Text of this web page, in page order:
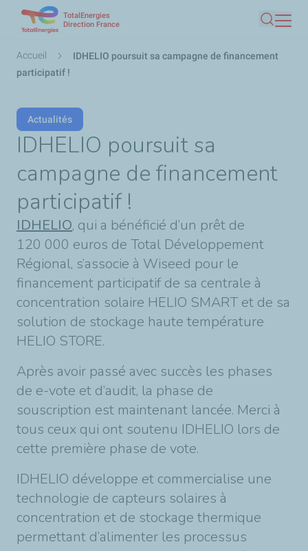
contenu
TotalEnergies
Direction France
Fil
d'Ariane
Accueil
IDHELIO poursuit sa campagne de financement
participatif !
Actualités
IDHELIO poursuit sa
campagne de financement
participatif !
IDHELIO, qui a bénéficié d’un prêt de
120 000 euros de Total Développement
Régional, s’associe à Wiseed pour le
financement participatif de sa centrale à
concentration solaire HELIO SMART et de sa
solution de stockage haute température
HELIO STORE.
Après avoir passé avec succès les phases
de e-vote et d’audit, la phase de
souscription est maintenant lancée. Merci à
tous ceux qui ont soutenu IDHELIO lors de
cette première phase de vote.
IDHELIO développe et commercialise une
technologie de capteurs solaires à
concentration et de stockage thermique
permettant d’alimenter les processus